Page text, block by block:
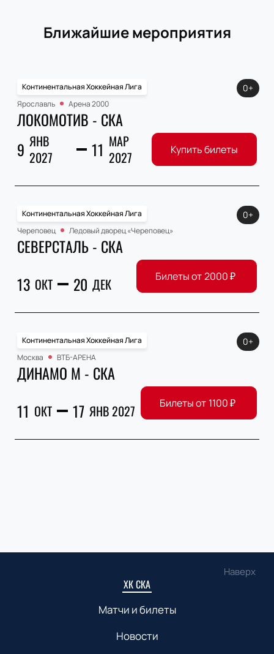
Ближайшие мероприятия
Континентальная Хоккейная Лига
Ярославль
Арена 2000
ЛОКОМОТИВ - СКА
9 ЯНВ
2027
11 МАР
2027
0+
Купить билеты
Континентальная Хоккейная Лига
Череповец
Ледовый дворец «Череповец»
СЕВЕРСТАЛЬ - СКА
13 ОКТ 20 ДЕК
0+
Билеты от2000₽
Континентальная Хоккейная Лига
Москва
ВТБ-АРЕНА
ДИНАМО М - СКА
11 ОКТ 17 ЯНВ 2027
0+
Билеты от 1100₽
Наверх
ХК СКА
Матчи и билеты
Новости